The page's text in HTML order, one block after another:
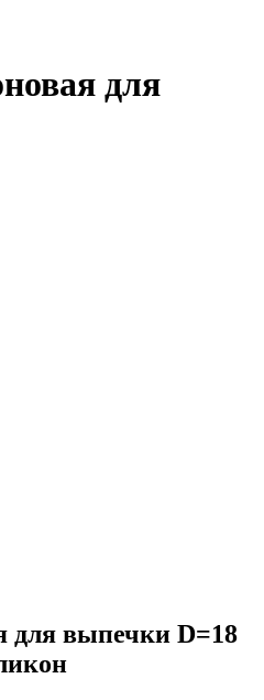
для
для выпечки D=18